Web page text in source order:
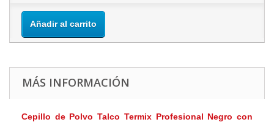
Añadir al carrito
MÁS INFORMACIÓN
Cepillo de Polvo Talco Termix Profesional Negro con